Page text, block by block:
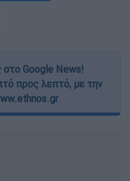
Google News!
προς λεπτό, με την